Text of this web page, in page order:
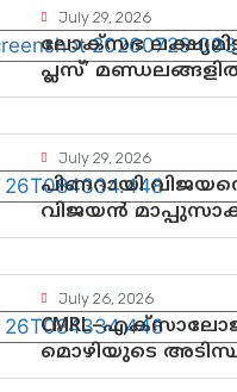
July 29, 2026
ലോക്സഭ
പ്ലസ്’
തിരുവനന്തപുരത്ത്
July 29, 2026
പിണറായി
വിജയൻ
നിർണായക
July 26, 2026
മൊഴിയുടെ
ചെയ്യുന്നതിൽ